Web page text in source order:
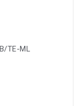
TE-ML